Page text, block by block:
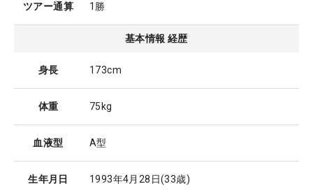
ツアー通算 1勝
基本情報 経歴
身長 173cm
体重 75kg
血液型 A型
生年月日 1993年4月28日(33歳)